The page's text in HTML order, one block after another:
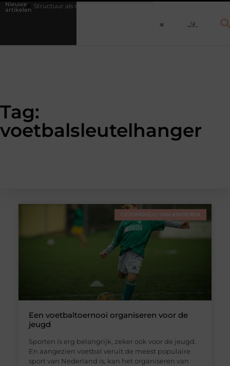
Nieuwe
artikelenStructuur als medicijn: waarom een vast dagritme herstel versnelt
Tag:
voetbalsleutelhanger
GEZONDHEID VAN KINDEREN
Een voetbaltoernooi organiseren voor de
jeugd
Sporten is erg belangrijk, zeker ook voor de jeugd.
En aangezien voetbal veruit de meest populaire
sport van Nederland is, kan het organiseren van